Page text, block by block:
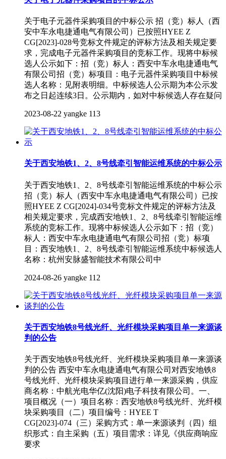
关于电子元器件采购项目的中标公示 招（竞）标人（西
安中车永电捷通电气有限公司）已按照HYEE Z
CG[2023]-028号竞标文件规定的评标方法及相关规定要
求，完成电子元器件采购项目的竞标工作。现将中标候
选人公示如下：招（竞）标人：西安中车永电捷通电气
有限公司招（竞）标项目：电子元器件采购项目中标候
选人名称：见附表明细。中标候选人公示期为本公示发
布之日起连续3日。公示期内，如对中标候选人存在疑问
2023-08-22 yangke 113
关于西安地铁1、2、8号线牵引智能运维系统的中标公示
关于西安地铁1、2、8号线牵引智能运维系统的中标公示
招（竞）标人（西安中车永电捷通电气有限公司）已按
照HYEE Z CG[2024]-034号竞标文件规定的评标方法及
相关规定要求，完成西安地铁1、2、8号线牵引智能运维
系统的竞标工作。现将中标候选人公示如下：招（竞）
标人：西安中车永电捷通电气有限公司招（竞）标项
目：西安地铁1、2、8号线牵引智能运维系统中标候选人
名称：杭州安脉盛智能技术有限公司中
2024-08-26 yangke 112
关于西安地铁8号线光纤、光纤模块采购项目单一来源谈
判的公告
关于西安地铁8号线光纤、光纤模块采购项目单一来源谈
判的公告 西安中车永电捷通电气有限公司对西安地铁8
号线光纤、光纤模块采购项目进行单一来源采购，供应
商名称：中航光电华亿(沈阳)电子科技有限公司。一、
项目概况（一）项目名称：西安地铁8号线光纤、光纤模
块采购项目（二）项目编号：HYEE T
CG[2023]-074（三）采购方式：单一来源谈判（四）组
织形式：自主采购（五）项目需求：详见《供应商响应
要求